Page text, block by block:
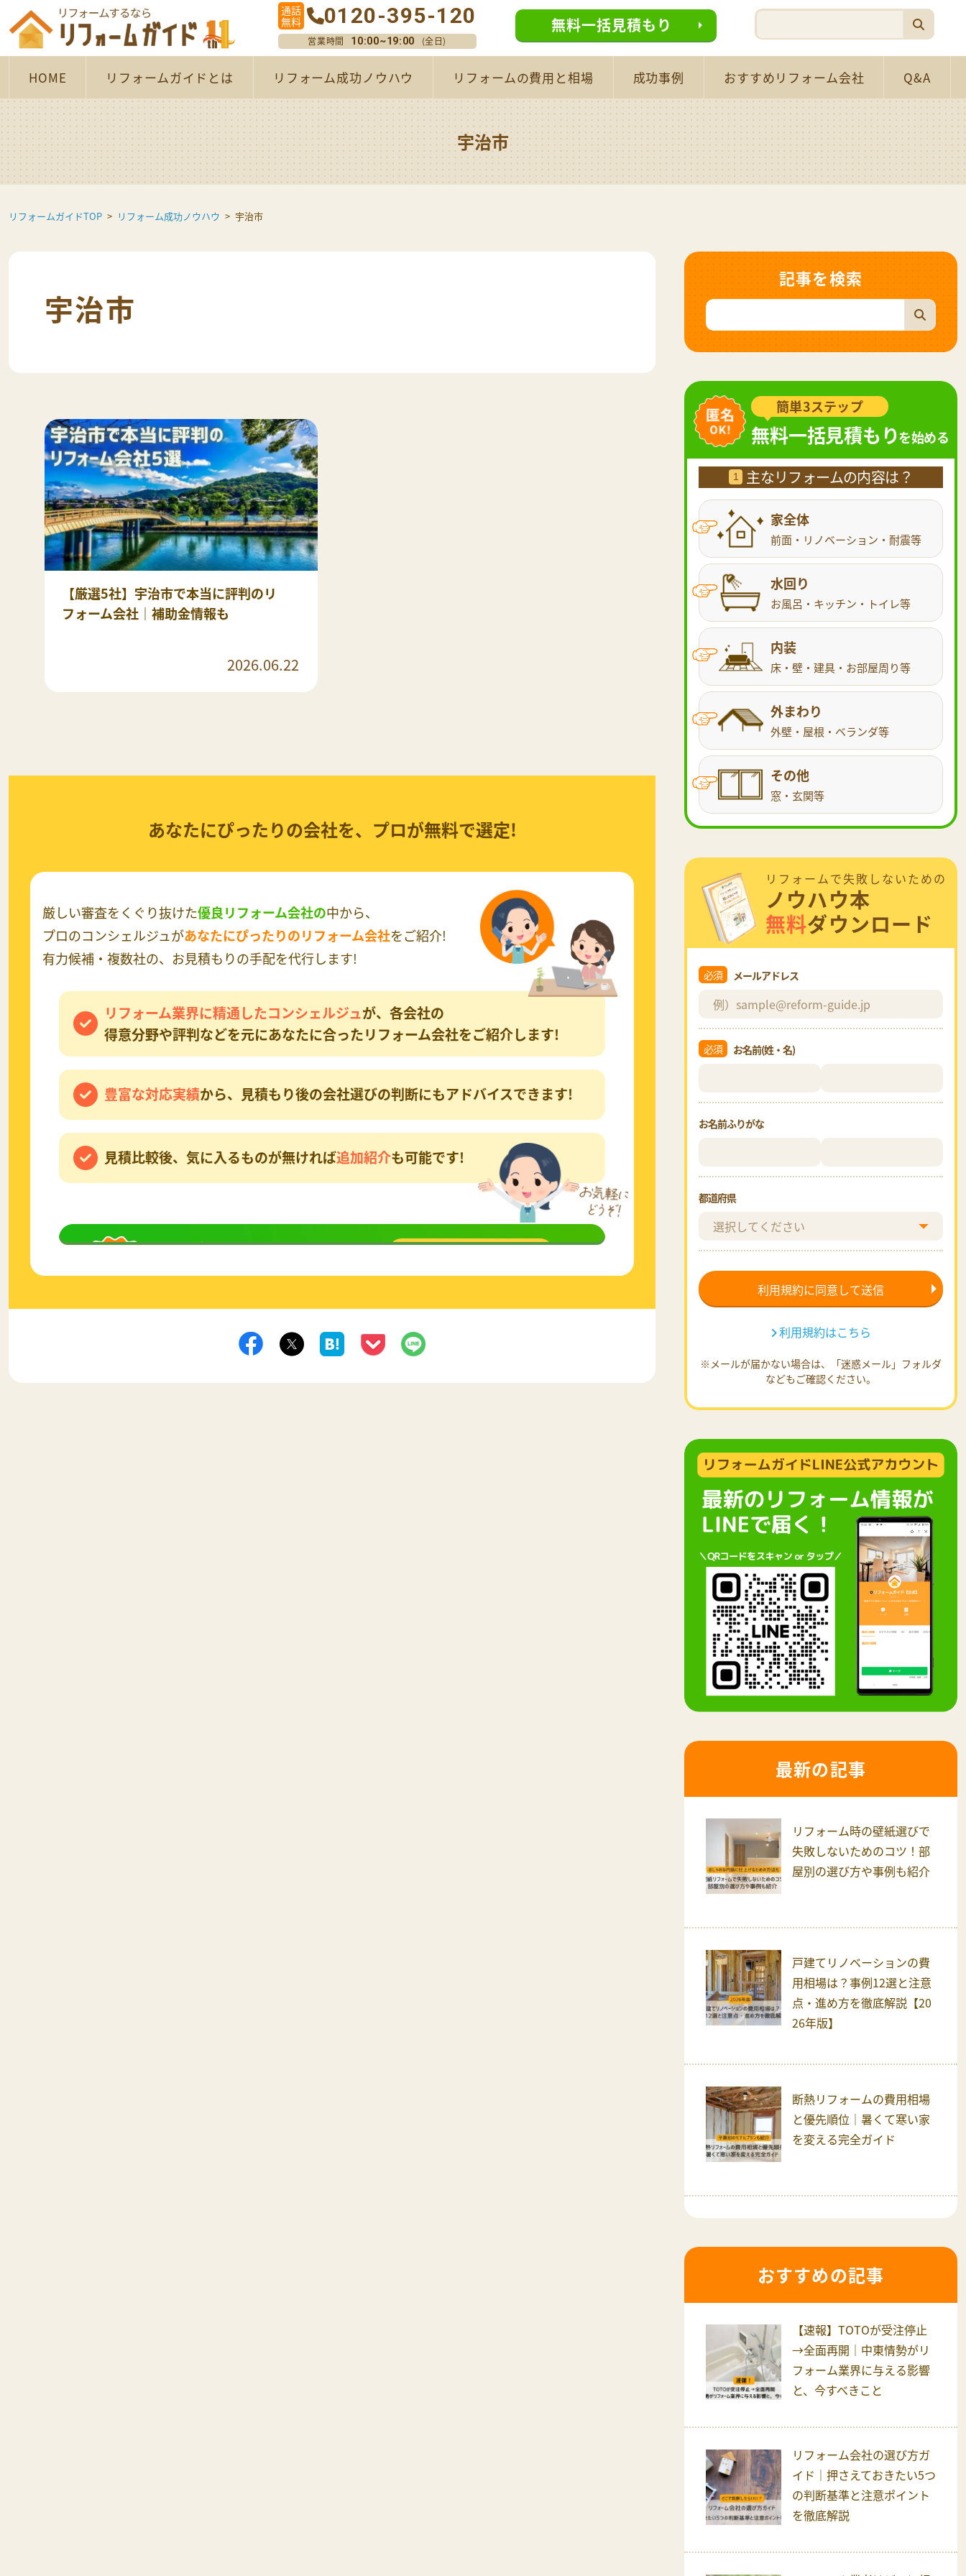
通話
無料
0120-395-120
営業時間 10:00~19:00 (全日)
無料一括見積もり
HOME リフォームガイドとは リフォーム成功ノウハウ リフォームの費用と相場 成功事例 おすすめリフォーム会社 Q&A
宇治市
リフォームガイドTOP リフォーム成功ノウハウ 宇治市
宇治市
【厳選5社】宇治市で本当に評判のリ
フォーム会社｜補助金情報も
2026.06.22
あなたにぴったりの会社を、 プロが無料で選定!
厳しい審査をくぐり抜けた優良リフォーム会社の中から、
プロのコンシェルジュがあなたにぴったりのリフォーム会社をご紹介!
有力候補・複数社の、お見積もりの手配を代行します!
リフォーム業界に精通したコンシェルジュが、各会社の
得意分野や評判などを元にあなたに合ったリフォーム会社をご紹介します!
豊富な対応実績から、見積もり後の会社選びの判断にもアドバイスできます!
見積比較後、気に入るものが無ければ追加紹介も可能です!
記事を検索
簡単3ステップ
無料一括見積もりを始める
1 主なリフォームの内容は？
家全体
前面・リノベーション・耐震等
水回り
お風呂・キッチン・トイレ等
内装
床・壁・建具・お部屋周り等
外まわり
外壁・屋根・ベランダ等
その他
窓・玄関等
リフォームで失敗しないための
ノウハウ本
無料ダウンロード
必須 メールアドレス
必須 お名前(姓・名)
お名前ふりがな
都道府県
利用規約はこちら
※メールが届かない場合は、「迷惑メール」フォルダ
などもご確認ください。
最新の記事
リフォーム時の壁紙選びで
失敗しないためのコツ！部
屋別の選び方や事例も紹介
戸建てリノベーションの費
用相場は？事例12選と注意
点・進め方を徹底解説【20
26年版】
断熱リフォームの費用相場
と優先順位｜暑くて寒い家
を変える完全ガイド
おすすめの記事
【速報】TOTOが受注停止
→全面再開｜中東情勢がリ
フォーム業界に与える影響
と、今すべきこと
リフォーム会社の選び方ガ
イド｜押さえておきたい5つ
の判断基準と注意ポイント
を徹底解説